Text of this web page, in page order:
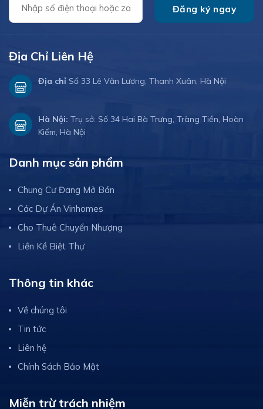
Địa Chỉ Liên Hệ
Địa chỉ Số 33 Lê Văn Lương, Thanh Xuân, Hà Nội
Hà Nội: Trụ sở: Số 34 Hai Bà Trưng, Tràng Tiền, Hoàn
Kiếm, Hà Nội
Danh mục sản phẩm
Chung Cư Đang Mở Bán
Các Dự Án Vinhomes
Cho Thuê Chuyển Nhượng
Liền Kề Biệt Thự
Thông tin khác
Về chúng tôi
Tin tức
Liên hệ
Chính Sách Bảo Mật
Miễn trừ trách nhiệm